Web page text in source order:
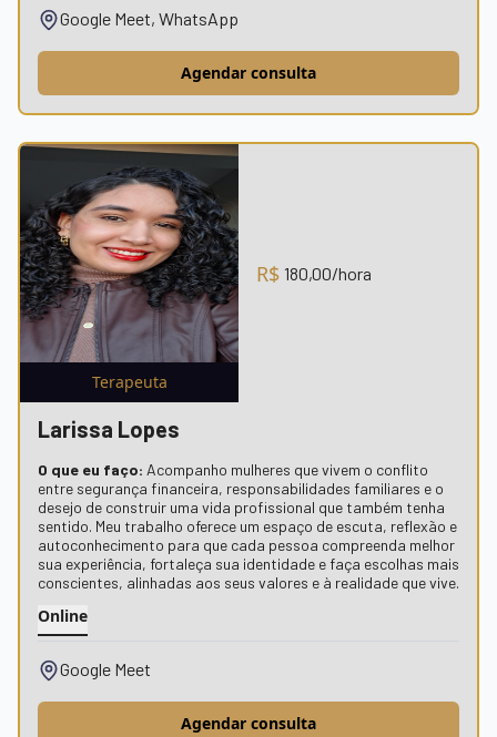
Google Meet, WhatsApp
Agendar consulta
Terapeuta
R$ 180,00/hora
Larissa Lopes
O que eu faço: Acompanho mulheres que vivem o conflito
entre segurança financeira, responsabilidades familiares e o
desejo de construir uma vida profissional que também tenha
sentido. Meu trabalho oferece um espaço de escuta, reflexão e
autoconhecimento para que cada pessoa compreenda melhor
sua experiência, fortaleça sua identidade e faça escolhas mais
conscientes, alinhadas aos seus valores e à realidade que vive.
Online
Google Meet
Agendar consulta